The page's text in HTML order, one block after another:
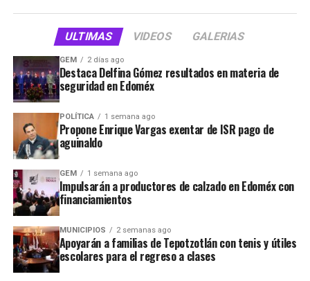
RELATED TOPICS:
UP NEXT
Josefina VÃ¡zquez impulsarÃ¡ la creaciÃ³n de 10 mil
empleos mensuales en Edomex
DON'T MISS
Gobierno de Naucalpan aplica acciones para prevenir
inundaciones
STAFF / Zona Cero Noticias
ULTIMAS VIDEOS GALERIAS
GEM 2 días ago
Destaca Delfina Gómez resultados en materia de
seguridad en Edoméx
POLÍTICA 1 semana ago
Propone Enrique Vargas exentar de ISR pago de
aguinaldo
GEM 1 semana ago
Impulsarán a productores de calzado en Edoméx con
financiamientos
MUNICIPIOS 2 semanas ago
Apoyarán a familias de Tepotzotlán con tenis y útiles
escolares para el regreso a clases